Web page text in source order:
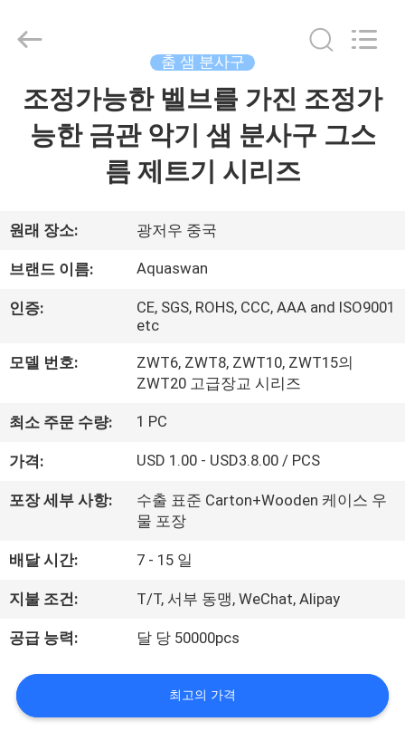
집
회
사
개
공
장
여
품
질
관
리
Rights
Reserved.
춤 샘 분사구
조정가능한 벨브를 가진 조정가
능한 금관 악기 샘 분사구 그스
름 제트기 시리즈
원래 장소: 광저우 중국
브랜드 이름: Aquaswan
인증:
CE, SGS, ROHS, CCC, AAA and ISO9001
etc
모델 번호:
ZWT6, ZWT8, ZWT10, ZWT15의
ZWT20 고급장교 시리즈
최소 주문 수량: 1 PC
가격: USD 1.00 - USD3.8.00 / PCS
포장 세부 사항:
수출 표준 Carton+Wooden 케이스 우
물 포장
배달 시간: 7 - 15 일
지불 조건: T/T, 서부 동맹, WeChat, Alipay
공급 능력: 달 당 50000pcs
최고의 가격